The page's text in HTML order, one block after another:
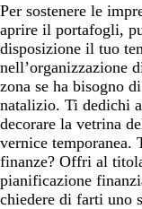
Per sostenere le
aprire il portafogli,
disposizione il tuo
nell’organizzazione
zona se ha bisogno
natalizio. Ti dedichi
decorare la vetrina
vernice temporanea.
finanze? Offri al
pianificazione
chiedere di farti uno